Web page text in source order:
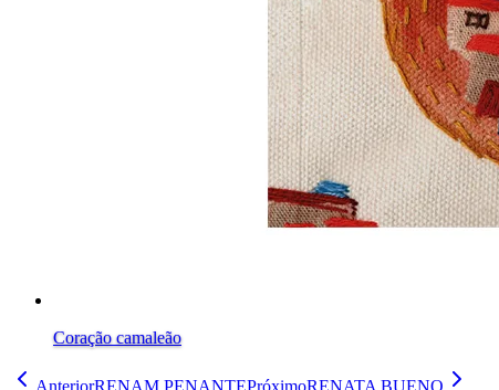
Coração camaleão